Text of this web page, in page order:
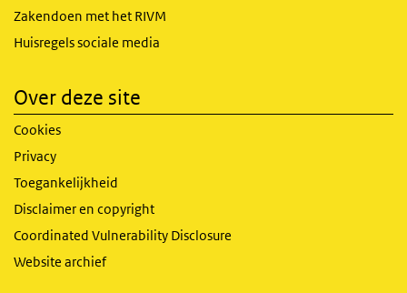
Zakendoen met het RIVM
Huisregels sociale media
Over deze site
Cookies
Privacy
Toegankelijkheid
Disclaimer en copyright
Coordinated Vulnerability Disclosure
Website archief